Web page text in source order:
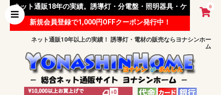
0
ネット通販18年の実績。誘導灯・分電盤・照明器具・ケ
ーブル等 様々な資材を取り扱っています。
新規会員登録で1,000円OFFクーポン発行中！
ネット通販10年以上の実績！ 誘導灯・電材の販売ならヨナシンホー
ム